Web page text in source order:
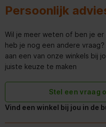
Persoonlijk
Wil je meer weten of ben je
heb je nog een andere
aan een van onze winkels bij
juiste keuze te maken
Stel een vraag
Vind een winkel bij jou in de